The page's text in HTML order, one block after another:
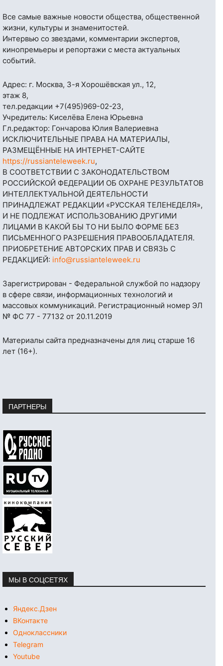
Все самые важные новости общества, общественной
жизни, культуры и знаменитостей.
Интервью со звездами, комментарии экспертов,
кинопремьеры и репортажи с места актуальных
событий.
Адрес: г. Москва, 3-я Хорошёвская ул., 12,
этаж 8,
тел.редакции +7(495)969-02-23,
Учредитель: Киселёва Елена Юрьевна
Гл.редактор: Гончарова Юлия Валериевна
ИСКЛЮЧИТЕЛЬНЫЕ ПРАВА НА МАТЕРИАЛЫ,
РАЗМЕЩЁННЫЕ НА ИНТЕРНЕТ-САЙТЕ
https://russianteleweek.ru,
В СООТВЕТСТВИИ С ЗАКОНОДАТЕЛЬСТВОМ
РОССИЙСКОЙ ФЕДЕРАЦИИ ОБ ОХРАНЕ РЕЗУЛЬТАТОВ
ИНТЕЛЛЕКТУАЛЬНОЙ ДЕЯТЕЛЬНОСТИ
ПРИНАДЛЕЖАТ РЕДАКЦИИ «РУССКАЯ ТЕЛЕНЕДЕЛЯ»,
И НЕ ПОДЛЕЖАТ ИСПОЛЬЗОВАНИЮ ДРУГИМИ
ЛИЦАМИ В КАКОЙ БЫ ТО НИ БЫЛО ФОРМЕ БЕЗ
ПИСЬМЕННОГО РАЗРЕШЕНИЯ ПРАВООБЛАДАТЕЛЯ.
ПРИОБРЕТЕНИЕ АВТОРСКИХ ПРАВ И СВЯЗЬ С
РЕДАКЦИЕЙ: info@russianteleweek.ru
Зарегистрирован - Федеральной службой по надзору
в сфере связи, информационных технологий и
массовых коммуникаций. Регистрационный номер ЭЛ
№ ФС 77 - 77132 от 20.11.2019
Материалы сайта предназначены для лиц старше 16
лет (16+).
ПАРТНЕРЫ
МЫ В СОЦСЕТЯХ
Яндекс.Дзен
ВКонтакте
Одноклассники
Telegram
Youtube